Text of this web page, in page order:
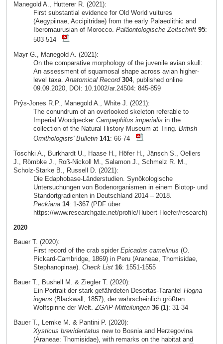
Manegold A., Hutterer R. (2021):
First substantial evidence for Old World vultures
(Aegypiinae, Accipitridae) from the early Palaeolithic and
Iberomaurusian of Morocco. Paläontologische Zeitschrift 95:
503-514
Mayr G., Manegold A. (2021):
On the comparative morphology of the juvenile avian skull:
An assessment of squamosal shape across avian higher-
level taxa.Anatomical Record 304, published online
09.09.2020, DOI: 10.1002/ar.24504: 845-859
Prŷs-Jones R.P., Manegold A., White J. (2021):
The conundrum of an overlooked skeleton referable to
Imperial Woodpecker Campephilus imperialis in the
collection of the Natural History Museum at Tring. British
Ornithologists' Bulletin 141: 66-74
Toschki A., Burkhardt U., Haase H., Höfer H., Jänsch S., Oellers
J., Römbke J., Roß-Nickoll M., Salamon J., Schmelz R. M.,
Scholz-Starke B., Russell D. (2021):
Die Edaphobase-Länderstudien. Synökologische
Untersuchungen von Bodenorganismen in einem Biotop- und
Standortgradienten in Deutschland 2014 – 2018.
Peckiana 14: 1-367 (PDF über
https://www.researchgate.net/profile/Hubert-Hoefer/research)
2020
Bauer T. (2020):
First record of the crab spider Epicadus camelinus (O.
Pickard-Cambridge, 1869) in Peru (Araneae, Thomisidae,
Stephanopinae). Check List 16: 1551-1555
Bauer T., Bushell M. & Ziegler T. (2020):
Ein Portrait der stark gefährdeten Desertas-Tarantel Hogna
ingens (Blackwall, 1857), der wahrscheinlich größten
Wolfspinne der Welt.ZGAP-Mitteilungen 36 (1): 31-34
Bauer T., Lemke M. & Pantini P. (2020):
Xysticus brevidentatus new to Bosnia and Herzegovina
(Araneae: Thomisidae), with remarks on the habitat and